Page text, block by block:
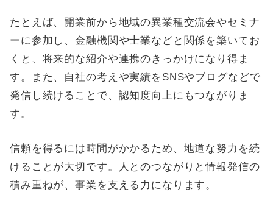
たとえば、開業前から地域の異業種交流会やセミナ
ーに参加し、金融機関や士業などと関係を築いてお
くと、将来的な紹介や連携のきっかけになり得ま
す。また、自社の考えや実績をSNSやブログなどで
発信し続けることで、認知度向上にもつながりま
す。
信頼を得るには時間がかかるため、地道な努力を続
けることが大切です。人とのつながりと情報発信の
積み重ねが、事業を支える力になります。